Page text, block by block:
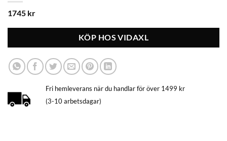
1745 kr
KÖP HOS VIDAXL
Fri hemleverans när du handlar för över 1499 kr
(3-10 arbetsdagar)